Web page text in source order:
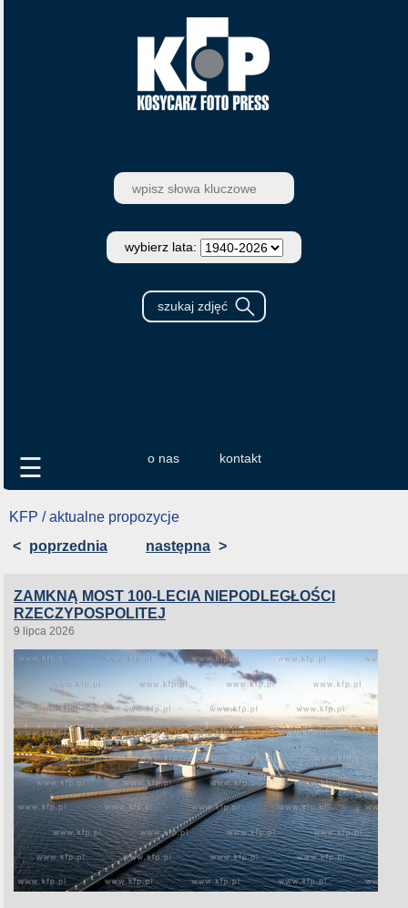
wybierz lata:
o nas kontakt
☰
KFP / aktualne propozycje
< poprzednia następna >
ZAMKNĄ MOST 100-LECIA NIEPODLEGŁOŚCI
RZECZYPOSPOLITEJ
9 lipca 2026